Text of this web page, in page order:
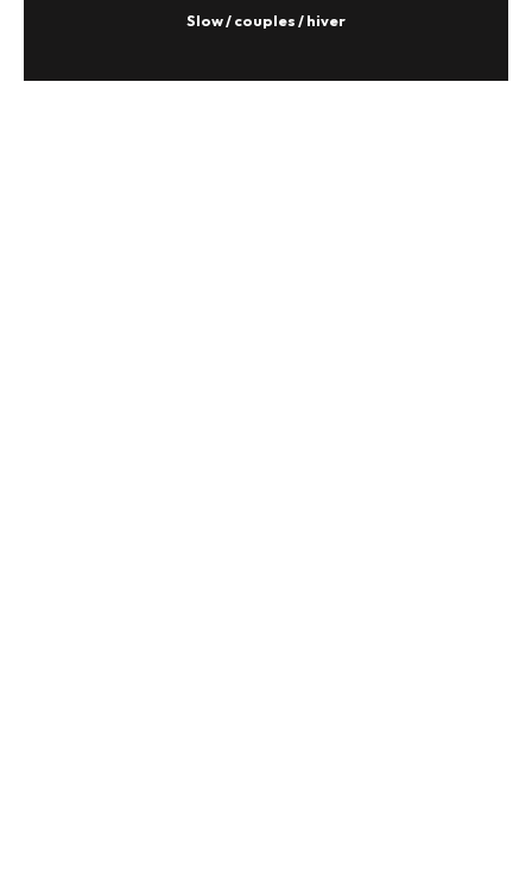
Slow / couples / hiver